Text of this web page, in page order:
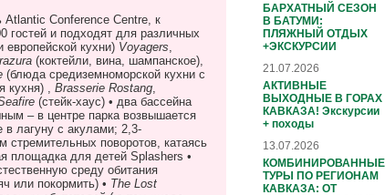
Atlantic Conference Centre , к
гостей и подходят для различных
кухни) Voyagers
(коктейли, вина, шампанское),
(блюда средиземноморской кухни с
кухня) , Brasserie Rostang
(стейк-хаус) • два бассейна
– в центре парка возвышается
в лагуну с акулами; 2,3-
стремительных поворотов, катаясь
площадка для детей Splashers •
среду обитания
или покормить) • The Lost
БАРХАТНЫЙ СЕЗОН
В БАТУМИ:
ПЛЯЖНЫЙ ОТДЫХ
+ЭКСКУРСИИ
21.07.2026
АКТИВНЫЕ
ВЫХОДНЫЕ В ГОРАХ
КАВКАЗА! Экскурсии
+ походы
13.07.2026
КОМБИНИРОВАННЫЕ
ТУРЫ ПО РЕГИОНАМ
КАВКАЗА: ОТ